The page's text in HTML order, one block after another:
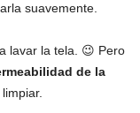
suavemente.
lavar la tela. 😉 Pero
de la